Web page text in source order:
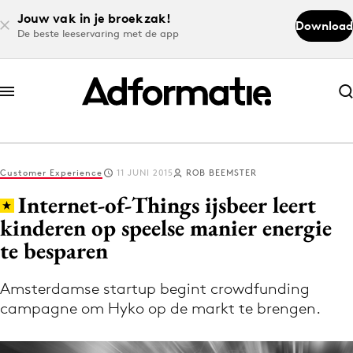
Jouw vak in je broekzak!
De beste leeservaring met de app
Download
Abonneer nu
Abonneer nu
Log in
Download de app
Volg het laatste nieuws via de Adformatie
Nieuws app
Customer Experience 11 JUNI 2015 ROB BEEMSTER
Internet-of-Things ijsbeer leert
kinderen op speelse manier energie
te besparen
Amsterdamse startup begint crowdfunding
campagne om Hyko op de markt te brengen.